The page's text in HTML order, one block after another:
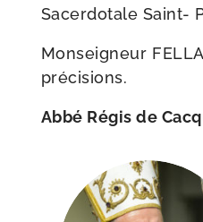
Sacerdotale Saint-
Monseigneur
précisions.
Abbé Régis de